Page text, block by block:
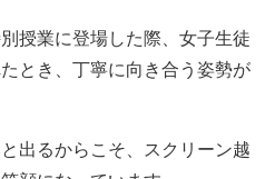
授業に登場した際、女子生徒
とき、丁寧に向き合う姿勢が
出るからこそ、スクリーン越